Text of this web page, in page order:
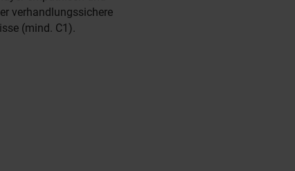
verhandlungssichere
(mind. C1).